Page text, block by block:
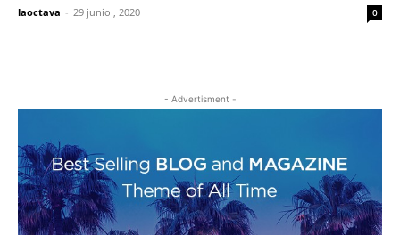
laoctava - 29 junio , 2020 0
- Advertisment -